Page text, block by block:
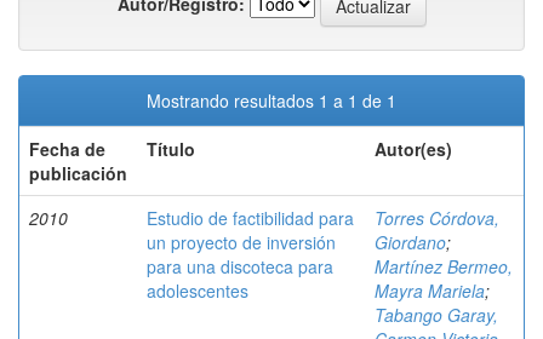
Mostrando resultados 1 a 1 de 1
Fecha de
publicación
Título Autor(es)
2010
Estudio de factibilidad para
un proyecto de inversión
para una discoteca para
adolescentes
Torres Córdova,
Giordano;
Martínez Bermeo,
Mayra Mariela;
Tabango Garay,